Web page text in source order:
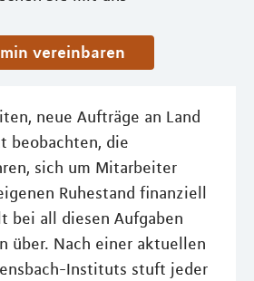
vereinbaren
neue Aufträge an Land
beobachten, die
sich um Mitarbeiter
Ruhestand finanziell
bei all diesen Aufgaben
über. Nach einer aktuellen
Instituts stuft jeder